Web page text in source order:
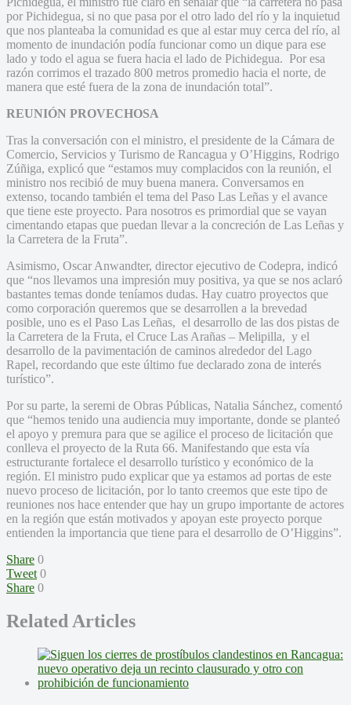
por Pichidegua, si no que pasa por el otro lado del río y la inquietud
que nos planteaba la comunidad es que al estar muy cerca del río, al
momento de inundación podía funcionar como un dique para ese
lado y todo el agua se fuera hacia el lado de Pichidegua. Por esa
razón corrimos el trazado 800 metros promedio hacia el norte, de
manera que esté fuera de la zona de inundación total”.
REUNIÓN PROVECHOSA
Tras la conversación con el ministro, el presidente de la Cámara de
Comercio, Servicios y Turismo de Rancagua y O’Higgins, Rodrigo
Zúñiga, explicó que “estamos muy complacidos con la reunión, el
ministro nos recibió de muy buena manera. Conversamos en
extenso, tocando también el tema del Paso Las Leñas y el avance
que tiene este proyecto. Para nosotros es primordial que se vayan
cimentando etapas que puedan llevar a la concreción de Las Leñas y
la Carretera de la Fruta”.
Asimismo, Oscar Anwandter, director ejecutivo de Codepra, indicó
que “nos llevamos una impresión muy positiva, ya que se nos aclaró
bastantes temas donde teníamos dudas. Hay cuatro proyectos que
como corporación queremos que se desarrollen a la brevedad
posible, uno es el Paso Las Leñas, el desarrollo de las dos pistas de
la Carretera de la Fruta, el Cruce Las Arañas – Melipilla, y el
desarrollo de la pavimentación de caminos alrededor del Lago
Rapel, recordando que este último fue declarado zona de interés
turístico”.
Por su parte, la seremi de Obras Públicas, Natalia Sánchez, comentó
que “hemos tenido una audiencia muy importante, donde se planteó
el apoyo y premura para que se agilice el proceso de licitación que
conlleva el proyecto de la Ruta 66. Manifestando que esta vía
estructurante fortalece el desarrollo turístico y económico de la
región. El ministro pudo explicar que ya estamos ad portas de este
nuevo proceso de licitación, por lo tanto creemos que este tipo de
reuniones nos hace entender que hay un grupo importante de actores
en la región que están motivados y apoyan este proyecto porque
entienden la importancia que tiene para el desarrollo de O’Higgins”.
Share 0
Tweet 0
Share 0
Related Articles